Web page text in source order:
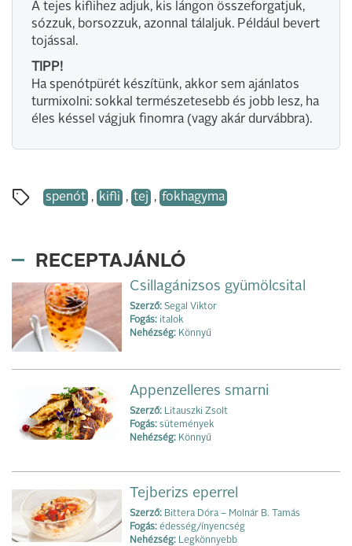
A tejes kiflihez adjuk, kis lángon összeforgatjuk,
sózzuk, borsozzuk, azonnal tálaljuk. Például bevert
tojással.
TIPP!
Ha spenótpürét készítünk, akkor sem ajánlatos
turmixolni: sokkal természetesebb és jobb lesz, ha
éles késsel vágjuk finomra (vagy akár durvábbra).
spenót , kifli , tej , fokhagyma
RECEPTAJÁNLÓ
Csillagánizsos gyümölcsital
Szerző: Segal Viktor
Fogás: italok
Nehézség: Könnyű
Appenzelleres smarni
Szerző: Litauszki Zsolt
Fogás: sütemények
Nehézség: Könnyű
Tejberizs eperrel
Szerző: Bittera Dóra – Molnár B. Tamás
Fogás: édesség/ínyencség
Nehézség: Legkönnyebb